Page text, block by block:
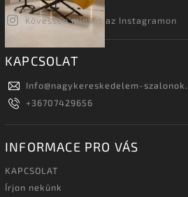
Kövessen minket az Instagramon
KAPCSOLAT
Info@nagykereskedelem-
+36707429656
INFORMACE PRO VÁS
KAPCSOLAT
Írjon nekünk